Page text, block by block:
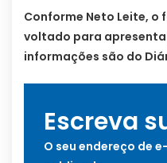
Conforme Neto Leite,
voltado para
informações são do
Escreva
O seu endereço de